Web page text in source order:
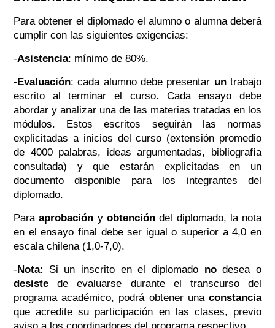
Para obtener el diplomado el alumno o alumna deberá
cumplir con las siguientes exigencias:
-Asistencia: mínimo de 80%.
- Evaluación: cada alumno debe presentar untrabajo
escrito al terminar el curso. Cada ensayo debe
abordar y analizar una de las materias tratadas en los
módulos. Estos escritos seguirán las normas
explicitadas a inicios del curso (extensión promedio
de 4000 palabras, ideas argumentadas, bibliografía
consultada) y que estarán explicitadas en un
documento disponible para los integrantes del
diplomado.
Paraaprobación y obtencióndel diplomado, la nota
en el ensayo final debe ser igual o superior a 4,0 en
escala chilena (1,0-7,0).
- Nota: Si un inscrito en el diplomado nodesea o
desistede evaluarse durante el transcurso del
programa académico, podrá obtener unaconstancia
que acredite su participación en las clases, previo